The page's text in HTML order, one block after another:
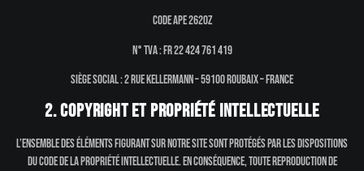
Code APE 2620Z
N° TVA : FR 22 424 761 419
Siège social : 2 rue Kellermann – 59100 Roubaix – France
2. Copyright et propriété intellectuelle
L’ensemble des éléments figurant sur notre site sont protégés par les dispositions
du Code de la Propriété Intellectuelle. En conséquence, toute reproduction de